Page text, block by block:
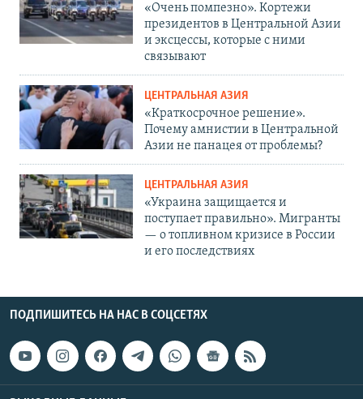
«Очень помпезно». Кортежи
президентов в Центральной Азии
и эксцессы, которые с ними
связывают
ЦЕНТРАЛЬНАЯ АЗИЯ
«Краткосрочное решение».
Почему амнистии в Центральной
Азии не панацея от проблемы?
ЦЕНТРАЛЬНАЯ АЗИЯ
«Украина защищается и
поступает правильно». Мигранты
— о топливном кризисе в России
и его последствиях
ПОДПИШИТЕСЬ НА НАС В СОЦСЕТЯХ